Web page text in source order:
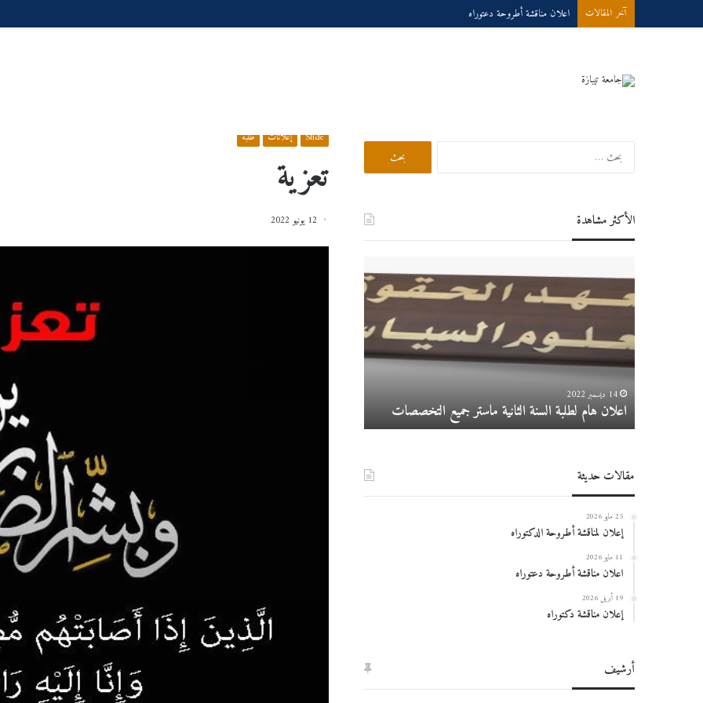
آخر المقالات اعلان مناقشة أطروحة دعتوراه
Slide إعلانات طلبة
تعزية
12 يونيو 2022
البحث
الأكثر مشاهدة
هام
لطلبة
الثانية
ماستر
جميع
التخصصات
14 ديسمبر 2022
اعلان هام لطلبة السنة الثانية ماستر جميع التخصصات
عبر
الخط
الجامعية
إعـــــــــــــــــــــــلان
مقالات حديثة
25 مايو 2026
إعلان لمناقشة أطروحة الدكتوراه
11 مايو 2026
اعلان مناقشة أطروحة دعتوراه
19 أبريل 2026
إعلان مناقشة دكتوراه
أرشيف